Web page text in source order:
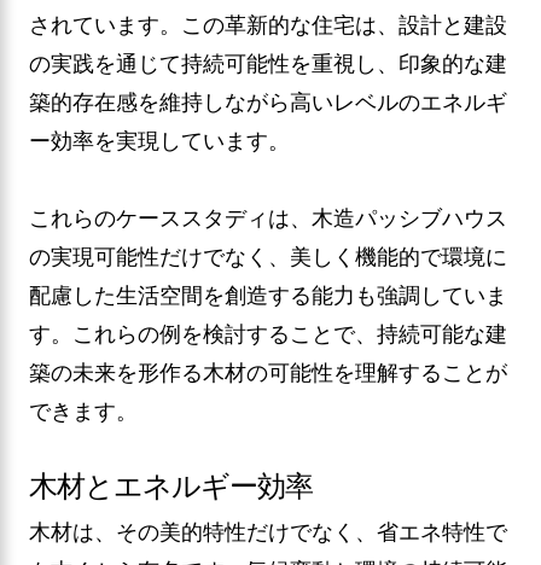
されています。この革新的な住宅は、設計と建設
の実践を通じて持続可能性を重視し、印象的な建
築的存在感を維持しながら高いレベルのエネルギ
ー効率を実現しています。
これらのケーススタディは、木造パッシブハウス
の実現可能性だけでなく、美しく機能的で環境に
配慮した生活空間を創造する能力も強調していま
す。これらの例を検討することで、持続可能な建
築の未来を形作る木材の可能性を理解することが
できます。
木材とエネルギー効率
木材は、その美的特性だけでなく、省エネ特性で